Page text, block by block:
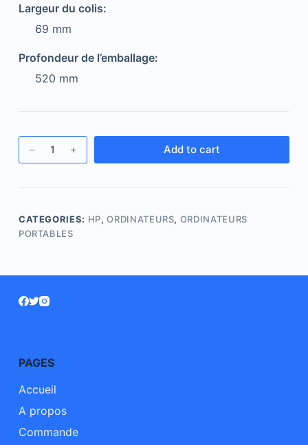
Largeur du colis:
69 mm
Profondeur de l’emballage:
520 mm
Add to cart
CATEGORIES: HP,ORDINATEURS, ORDINATEURS
PORTABLES
PAGES
Accueil
A propos
Commande